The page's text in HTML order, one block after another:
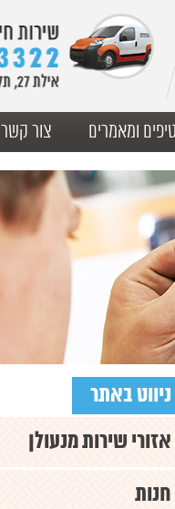
טיפים ומאמרים צור קשר
ניווט באתר
אזורי שירות מנעולן
חנות